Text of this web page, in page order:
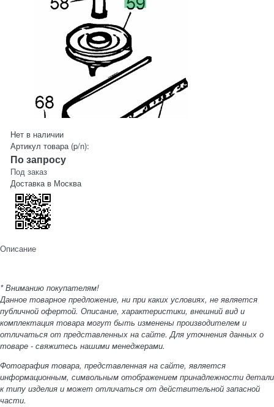
Нет в наличии
Артикул товара (p/n):
По запросу
Под заказ
Доставка в Москва
Описание
* Вниманию покупателям!
Данное товарное предложение, ни при каких условиях, не является
публичной офертой. Описание, характеристики, внешний вид и
комплектация товара могут быть изменены производителем и
отличаться от представленных на сайте. Для уточнения данных о
товаре - свяжитесь нашими менеджерами.
Фотография товара, представленная на сайте, является
информационным, символьным отображением принадлежности детали
к типу изделия и может отличаться от действительной запасной
части.